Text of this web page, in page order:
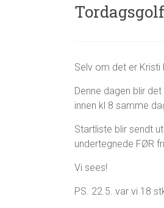
u
o
o
s
d
g
s
o
f
2
m
i
2
Selv om det er
Denne dagen blir
innen kl 8 samme
Startliste blir sendt
undertegnede FØR
Vi sees!
PS. 22.5. var vi 18